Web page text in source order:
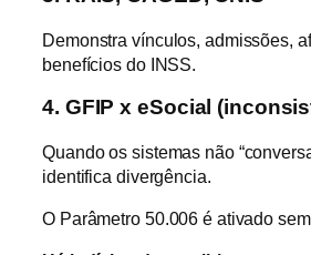
Demonstra vínculos, admissões,
benefícios do INSS.
4. GFIP x eSocial
Quando os sistemas não
identifica divergência.
O Parâmetro 50.006 é ativado